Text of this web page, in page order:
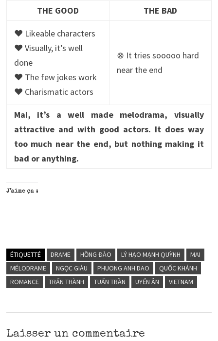
THE GOOD THE BAD
♥ Likeable characters
♥ Visually, it’s well
done
♥ The few jokes work
♥ Charismatic actors
⊗ It tries sooooo hard
near the end
Mai, it’s a well made melodrama, visually
attractive and with good actors. It does way
too much near the end, but nothing making it
bad or anything.
J’aime ça :
ÉTIQUETTÉ DRAME HỒNG ĐÀO LÝ HẠO MẠNH QUỲNH
MAI
MÉLODRAME
NGỌC GIÀU PHUONG ANH DAO
QUỐC KHÁNH
ROMANCE
TRẤN THÀNH TUẤN TRẦN UYỂN ÂN VIETNAM
Laisser un commentaire